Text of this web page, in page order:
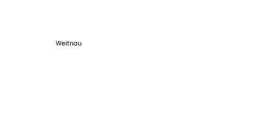
Weitnau